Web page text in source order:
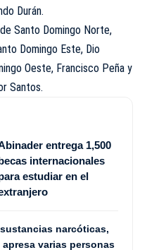
Durán.
Santo Domingo Norte,
Domingo Este, Dio
Oeste, Francisco Peña y
Santos.
entrega 1,500
becas internacionales
estudiar en el
narcóticas,
varias personas